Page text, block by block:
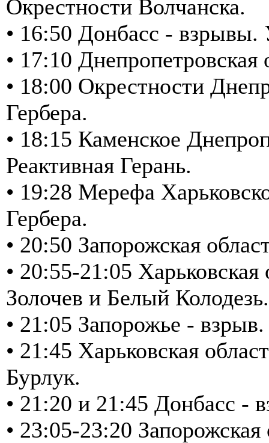
Окрестности Волчанска.
• 16:50 Донбасс -
• 17:10
• 18:00 Окрестности
Гербера.
• 18:15 Каменское
Реактивная Герань.
• 19:28 Мерефа
Гербера.
• 20:50 Запорожская
• 20:55-21:05
Золочев и Белый Колодезь.
• 21:05 Запорожье -
• 21:45 Харьковская
Бурлук.
• 21:20 и 21:45 Донбасс
• 23:05-23:20